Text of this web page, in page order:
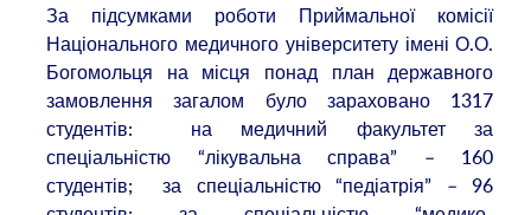
За підсумками роботи Приймальної комісії
Національного медичного університету імені О.О.
Богомольця на місця понад план державного
замовлення загалом було зараховано 1317
студентів: на медичний факультет за
спеціальністю “лікувальна справа” – 160
студентів; за спеціальністю “педіатрія” – 96